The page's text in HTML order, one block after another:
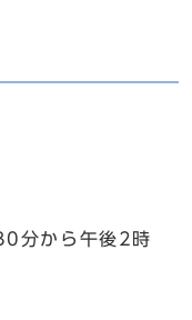
分から午後2時